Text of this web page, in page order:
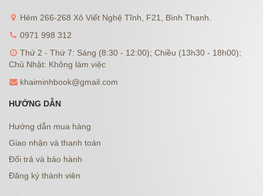
Hẻm 266-268 Xô Viết Nghệ Tĩnh, F21, Bình Thạnh.
0971 998 312
Thứ 2 - Thứ 7: Sáng (8:30 - 12:00); Chiều (13h30 - 18h00);
Chủ Nhật: Không làm việc
khaiminhbook@gmail.com
HƯỚNG DẪN
Hướng dẫn mua hàng
Giao nhận và thanh toán
Đổi trả và bảo hành
Đăng ký thành viên